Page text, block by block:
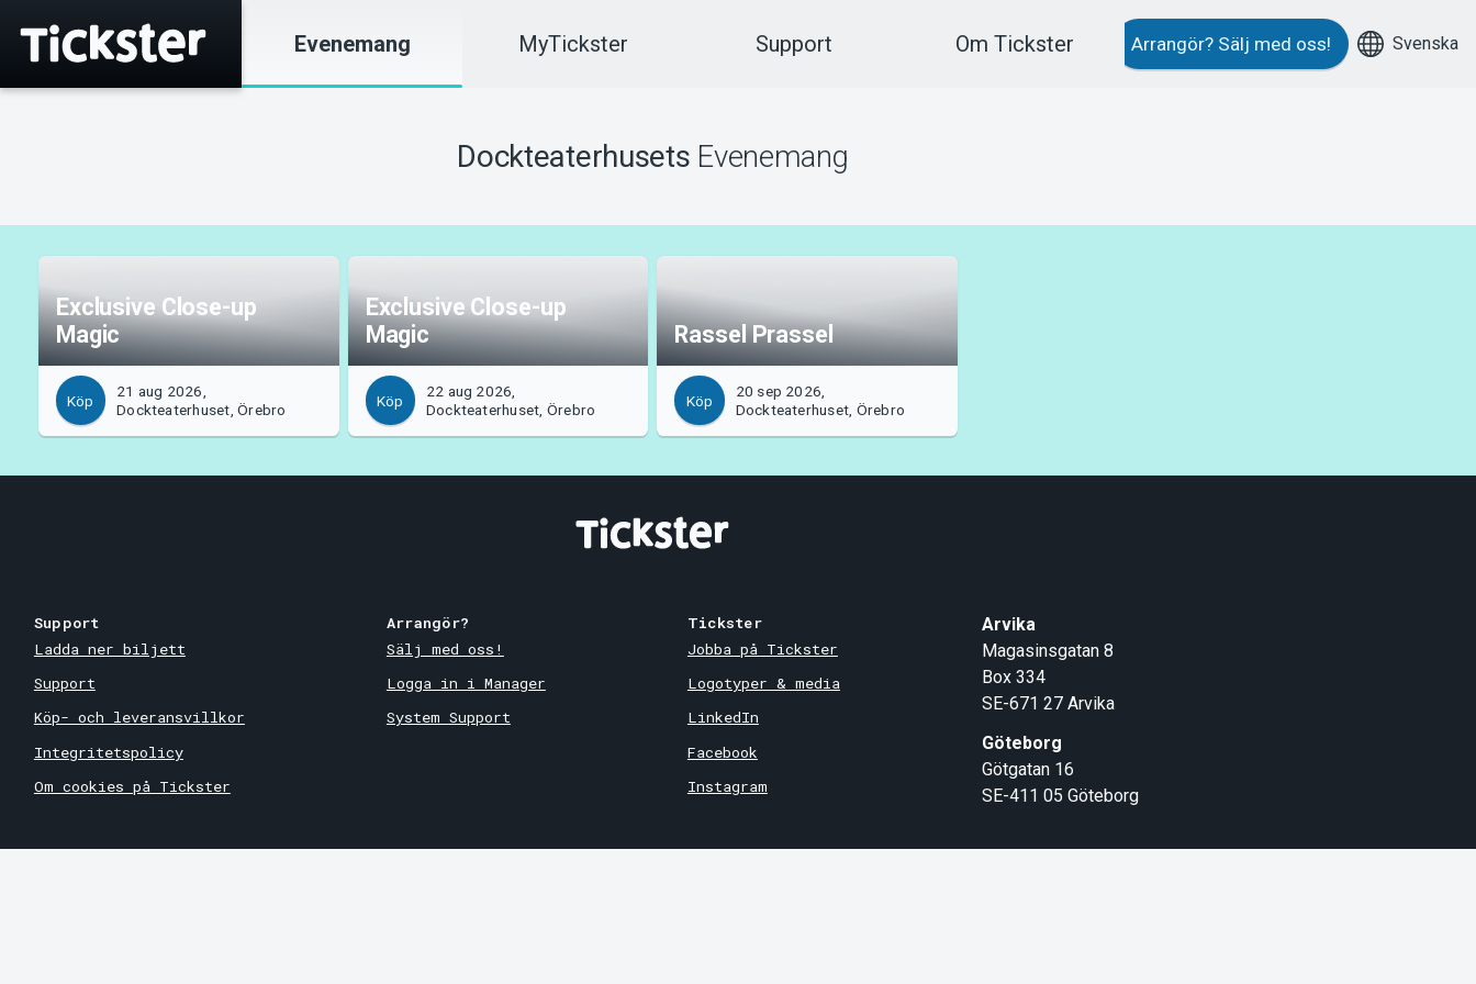
Evenemang MyTickster Support Om Tickster Arrangör? Sälj med oss! Svenska
Dockteaterhusets Evenemang
Exclusive Close-up
Magic
Köp
21 aug 2026,
Dockteaterhuset, Örebro
Exclusive Close-up
Magic
Köp
22 aug 2026,
Dockteaterhuset, Örebro
Rassel Prassel
Köp
20 sep 2026,
Dockteaterhuset, Örebro
Support
Ladda ner biljett
Support
Köp- och leveransvillkor
Integritetspolicy
Om cookies på Tickster
Arrangör?
Sälj med oss!
Logga in i Manager
System Support
Tickster
Jobba på Tickster
Logotyper & media
LinkedIn
Facebook
Instagram
Arvika
Magasinsgatan 8
Box 334
SE-671 27 Arvika
Göteborg
Götgatan 16
SE-411 05 Göteborg